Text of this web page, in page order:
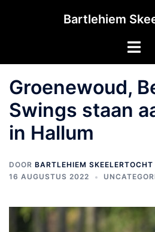
Bartlehiem
Toggle
Groenewoud,
Swings staan
in Hallum
DOOR BARTLEHIEM SKEELERTOCHT
16 AUGUSTUS 2022